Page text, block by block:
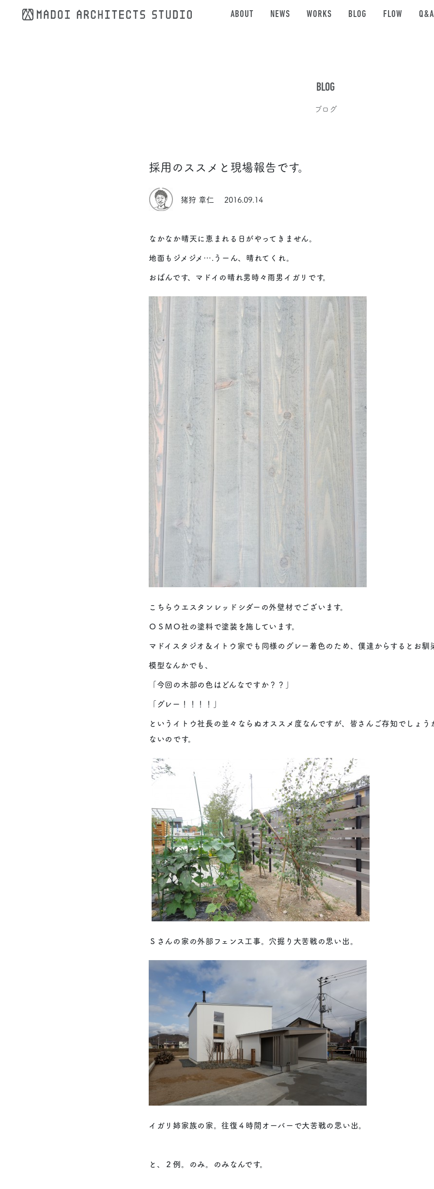
ABOUT NEWS WORKS BLOG FLOW Q&A
BLOG
ブログ
採用のススメと現場報告です。
猪狩 章仁 2016.09.14
なかなか晴天に恵まれる日がやってきません。
地面もジメジメ….うーん、晴れてくれ。
おばんです、マドイの晴れ男時々雨男イガリです。
こちらウエスタンレッドシダーの外壁材でございます。
ＯＳＭＯ社の塗料で塗装を施しています。
マドイスタジオ＆イトウ家でも同様のグレー着色のため、僕達からするとお馴
模型なんかでも、
「今回の木部の色はどんなですか？？」
「グレー！！！！」
というイトウ社長の並々ならぬオススメ度なんですが、皆さんご存知でしょう
ないのです。
Ｓさんの家の外部フェンス工事。穴掘り大苦戦の思い出。
イガリ姉家族の家。往復４時間オーバーで大苦戦の思い出。
と、２例。のみ。のみなんです。